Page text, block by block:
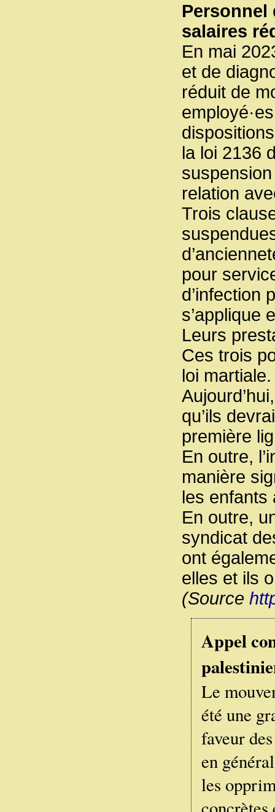
Personnel
salaires
En mai
et de
réduit de
la loi 2136
relation
Trois
pour
d’infection
s’applique
Leurs
Ces trois
loi
qu’ils
première
En outre,
manière
les enfants
En outre,
syndicat
ont
elles et ils
(Source
Appel
Le
été une
faveur
en
les